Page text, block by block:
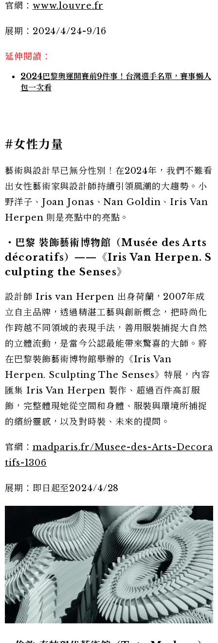
官網： www.louvre.fr
展期：2024/4/24-9/16
延伸閱讀：
2024巴黎奧運開賽前9件事！台灣選手名單，賽事懶人
包一次看
#女性力量
藝術與設計早已無分性別！在2024年，我們不難看
出女性藝術家與設計師持續引領風潮的大趨勢。小
野洋子、Joan Jonas、Nan Goldin、Iris Van
Herpen 則是亮點中的亮點。
・巴黎 裝飾藝術博物館（Musée des Arts
décoratifs）——《Iris Van Herpen. S
culpting the Senses》
設計師 Iris van Herpen 出身荷蘭，2007年成
立自主品牌，透過精湛工藝與創新概念，把時尚化
作跨越不同領域的表現手法，善用服裝捕捉大自然
的立體流動，是當今公認最能帶來驚喜的大師。將
在巴黎裝飾藝術博物館舉辦的《Iris Van
Herpen. Sculpting The Senses》特展，內容
匯集 Iris Van Herpen 製作、超過百件高訂服
飾，完整體現她從空間和身體、服裝與環境所捕捉
的繽紛靈感，以及對時裝、未來的提問。
官網： madparis.fr/Musee-des-Arts-Decora
tifs-1306
展期：即日起至2024/4/28